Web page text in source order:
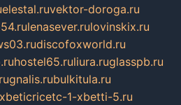
elestal.ruvektor-doroga.ru
lenasever.rulovinskix.ru
discofoxworld.ru
hostel65.ruliura.ruglasspb.ru
gnalis.rubulkitula.ru
1-xbetti-5.ru